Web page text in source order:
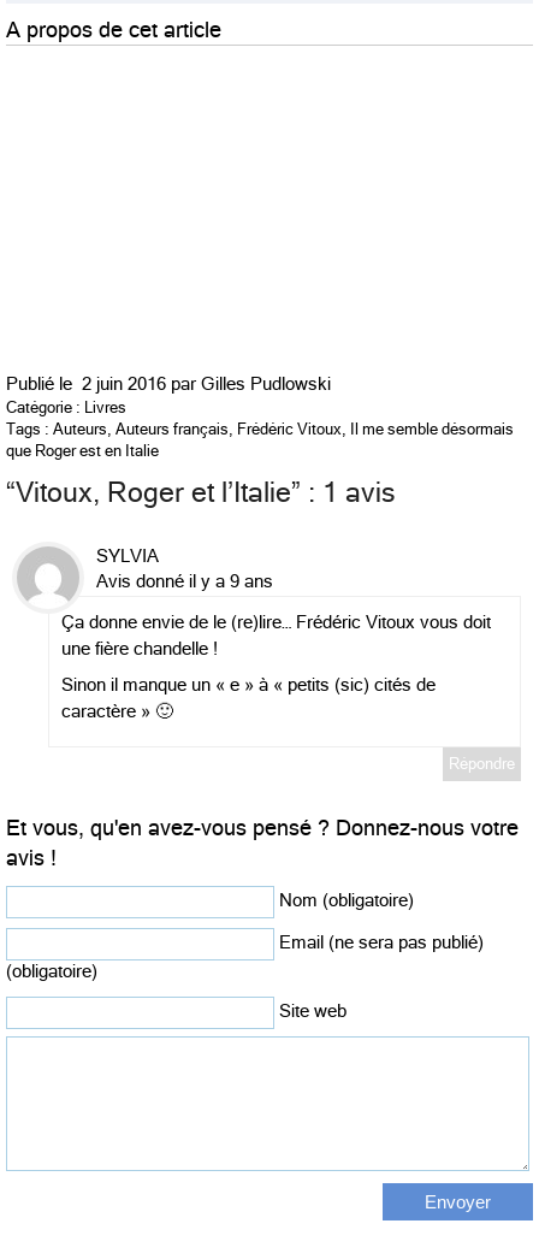
A propos de cet article
Publié le 2 juin 2016 par Gilles Pudlowski
Catégorie :
Livres
Tags : Auteurs Auteurs français Frédéric Vitoux
Il me semble désormais
que Roger est en Italie
“Vitoux, Roger et l’Italie” : 1 avis
SYLVIA
Avis donné il y a 9 ans
Ça donne envie de le (re)lire… Frédéric Vitoux vous doit
une fière chandelle !
Sinon il manque un « e » à « petits (sic) cités de
caractère » 🙂
Répondre
Et vous, qu'en avez-vous pensé ? Donnez-nous votre
avis !
Nom (obligatoire)
Email (ne sera pas publié)
(obligatoire)
Site web